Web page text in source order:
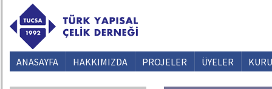
ANASAYFA HAKKIMIZDA PROJELER ÜYELER